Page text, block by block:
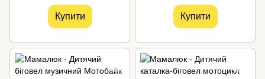
Купити Купити